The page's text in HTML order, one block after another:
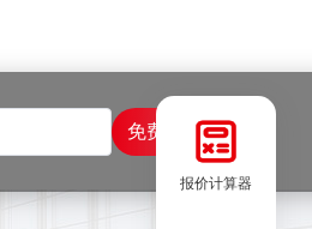
免费获取报价
报价计算器